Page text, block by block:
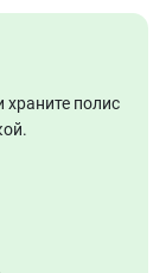
полис